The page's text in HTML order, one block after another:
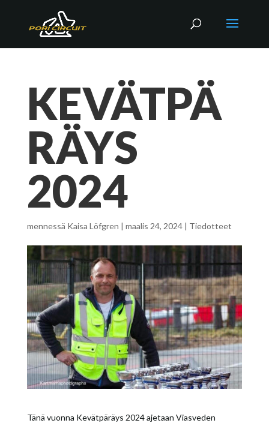
KEVÄTPÄ
RÄYS
2024
mennessä Kaisa Löfgren | maalis 24, 2024| Tiedotteet
Tänä vuonna Kevätpäräys 2024 ajetaan Viasveden